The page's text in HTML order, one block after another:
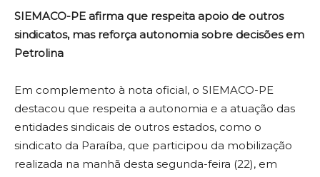
SIEMACO-PE afirma que respeita apoio de outros
sindicatos, mas reforça autonomia sobre decisões em
Petrolina
Em complemento à nota oficial, o SIEMACO-PE
destacou que respeita a autonomia e a atuação das
entidades sindicais de outros estados, como o
sindicato da Paraíba, que participou da mobilização
realizada na manhã desta segunda-feira (22), em